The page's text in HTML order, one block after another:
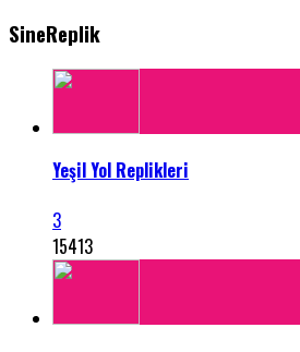
SineReplik
Yeşil Yol Replikleri
3
15413